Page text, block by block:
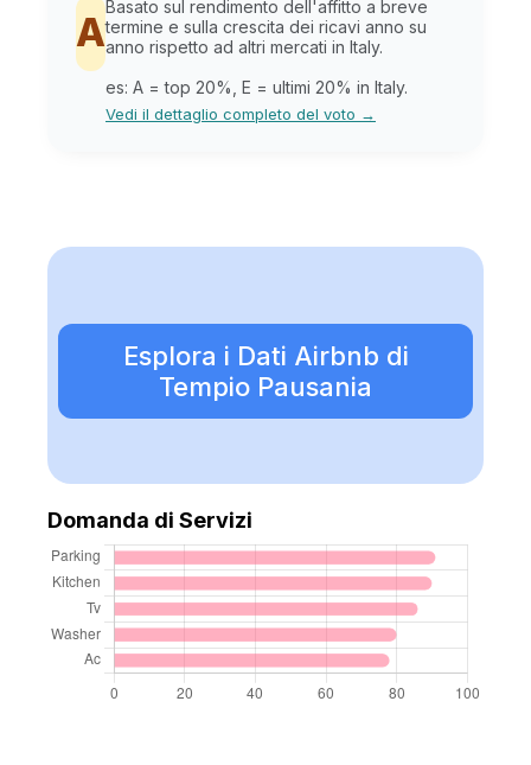
A
Basato sul rendimento dell'affitto a breve
termine e sulla crescita dei ricavi anno su
anno rispetto ad altri mercati in Italy.
es: A = top 20%, E = ultimi 20% in Italy.
Vedi il dettaglio completo del voto →
Esplora i Dati Airbnb di
Tempio Pausania
Domanda di Servizi